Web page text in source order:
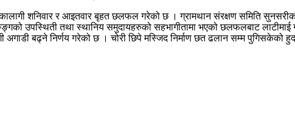
शनिवार र आइतवार बृहत छलफल गरेको छ । ग्रामथान संरक्षण समिति
उपस्थिती तथा स्थानिय समुदायहरुको सहभागीतामा भएको छलफलबाट लाटीमाई
बढ्ने निर्णय गरेको छ । चोरी छिपे मस्जिद निर्माण छत ढलान सम्म पुगिसकेको